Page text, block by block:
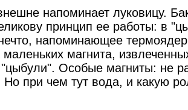
напоминает луковицу.
принцип ее работы: в
напоминающее
магнита,
Особые магниты: не
Но при чем тут вода, и какую